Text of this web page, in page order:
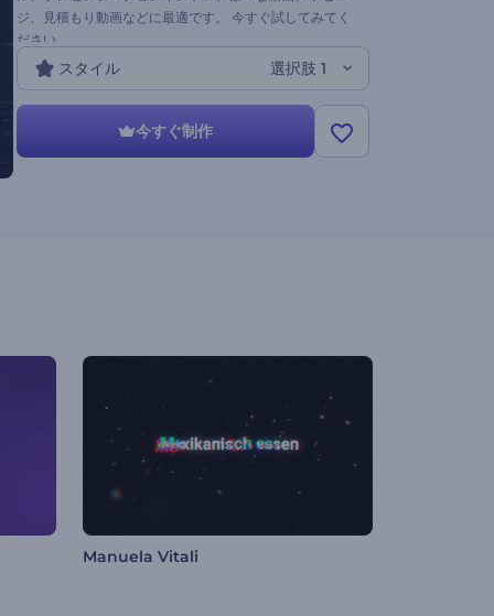
ジ、見積もり動画などに最適です。 今すぐ試してみてく
ださい。
スタイル 選択肢 1
今すぐ制作
Manuela Vitali